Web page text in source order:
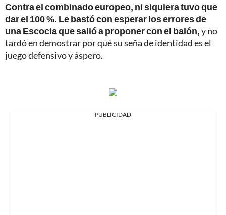
Contra el combinado europeo, ni siquiera tuvo que
dar el 100 %. Le bastó con esperar los errores de
una Escocia que salió a proponer con el balón,y no
tardó en demostrar por qué su seña de identidad es el
juego defensivo y áspero.
PUBLICIDAD